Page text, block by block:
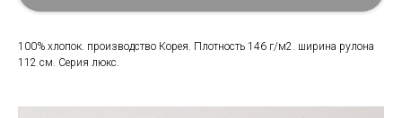
100% хлопок. производство Корея. Плотность 146 г/м2. ширина рулона
112 см. Серия люкс.